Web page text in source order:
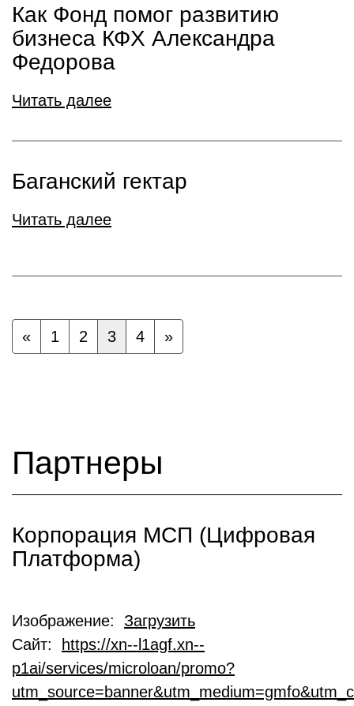
Как Фонд помог развитию
бизнеса КФХ Александра
Федорова
Читать далее
Баганский гектар
Читать далее
« 1 2 3 4 »
Партнеры
Корпорация МСП (Цифровая
Платформа)
Изображение: Загрузить
Сайт:
https://xn--l1agf.xn--
p1ai/services/microloan/promo?